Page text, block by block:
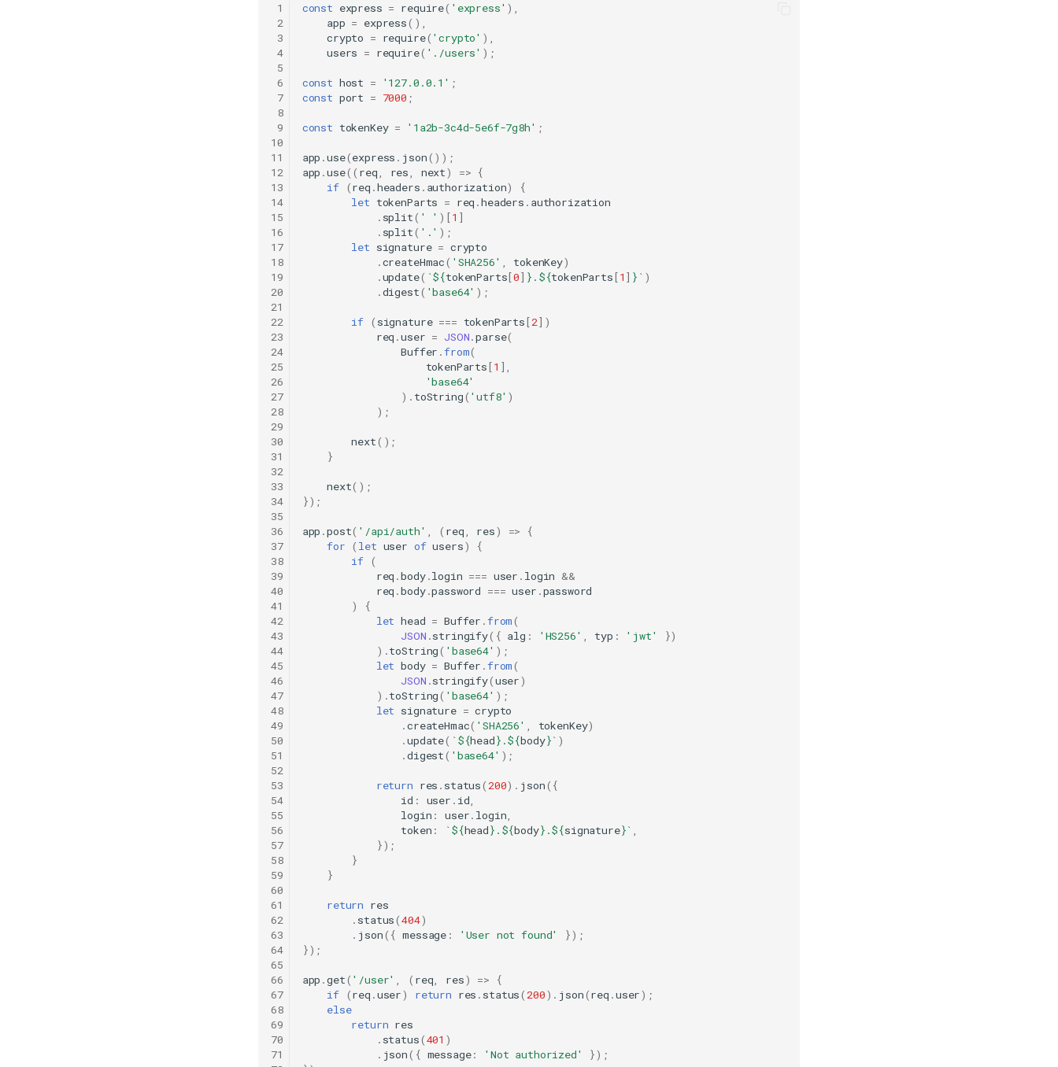
1
2
3
4
5
6
7
8
9
10
11
12
13
14
15
16
17
18
19
20
21
22
23
24
25
26
27
28
29
30
31
32
33
34
35
36
37
38
39
40
41
42
43
44
45
46
47
48
49
50
51
52
53
54
55
56
57
58
59
60
61
62
63
64
65
66
67
68
69
70
71
const express = require( 'express' ),
app = express(),
crypto = require( 'crypto' ),
users = require( './users' );
const host = '127.0.0.1' ;
const port = 7000 ;
const tokenKey = '1a2b-3c4d-5e6f-7g8h' ;
app .use(express . json());
app .use(( req, res, next) => {
if (req .headers . authorization)
{
let tokenParts = req .headers . authorization
. split( ' ' )[1 ]
. split( '.' );
let signature = crypto
.createHmac( 'SHA256' , tokenKey)
.update( `${tokenParts[0] } . ${tokenParts[1 ] } ` )
.digest( 'base64' );
if ( signature === tokenParts[2])
req .user = JSON.parse(
Buffer .from(
tokenParts[1 ],
'base64'
). toString( 'utf8' )
);
next();
}
next();
});
app .post( '/api/auth' , ( req, res) =>
{
for ( let user of users)
{
if (
req .body.login === user . login &&
req .body.password === user .password
)
{
let head = Buffer .from(
JSON .stringify({ alg : 'HS256' , typ : 'jwt'
})
).toString( 'base64' );
let body = Buffer .from(
JSON .stringify(user)
).toString( 'base64' );
let signature = crypto
.createHmac( 'SHA256' , tokenKey)
.update( ` ${head} .${body}` )
.digest( 'base64' );
return res . status(200). json({
id : user . id,
login : user. login,
token : ` ${head} . ${body} .${signature}` ,
});
}
}
return res
. status(404)
. json({ message : 'User not found'
});
});
app .get( '/user' , ( req, res) =>
{
if (req .user) return res . status(200). json(req .user);
else
return res
. status(401 )
. json({ message: 'Not authorized'
});